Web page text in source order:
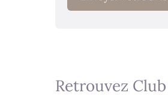
Retrouvez